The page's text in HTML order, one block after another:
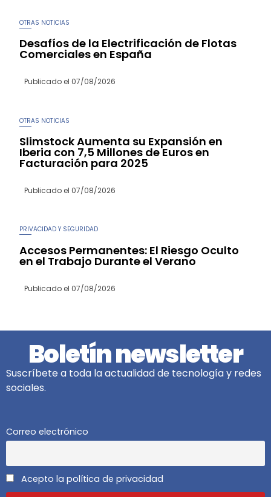
OTRAS NOTICIAS
Desafíos de la Electrificación de Flotas
Comerciales en España
Publicado el 07/08/2026
OTRAS NOTICIAS
Slimstock Aumenta su Expansión en
Iberia con 7,5 Millones de Euros en
Facturación para 2025
Publicado el 07/08/2026
PRIVACIDAD Y SEGURIDAD
Accesos Permanentes: El Riesgo Oculto
en el Trabajo Durante el Verano
Publicado el 07/08/2026
Boletín newsletter
Suscríbete a toda la actualidad de tecnología y redes
sociales.
Correo electrónico
Acepto la política de privacidad